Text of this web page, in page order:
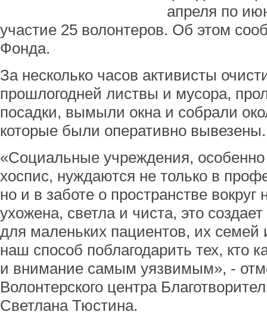
апреля по
участие 25 волонтеров. Об этом
Фонда.
За несколько часов активисты
прошлогодней листвы и мусора,
посадки, вымыли окна и собрали
которые были оперативно вывезены.
«Социальные учреждения, особенно
хоспис, нуждаются не только в
но и в заботе о пространстве вокруг
ухожена, светла и чиста, это
для маленьких пациентов, их семей
наш способ поблагодарить тех, кто
и внимание самым уязвимым», -
Волонтерского центра
Светлана Тюстина.